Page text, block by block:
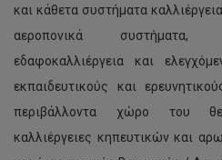
Μηνάς Μηνά
Μιχαλάκης Χριστοφόρου
Νικόλαος Νικολουδάκης
Νικόλαος Τζωρτζάκης
και κάθετα συστήματα
αεροπονικά συστήματα,
εδαφοκαλλιέργεια και
εκπαιδευτικούς και
περιβάλλοντα χώρο του
καλλιέργειες κηπευτικών και